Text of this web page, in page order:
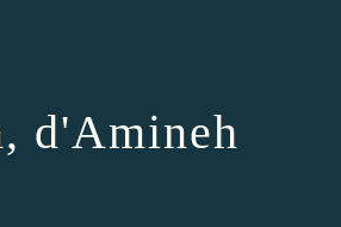
d'Amineh